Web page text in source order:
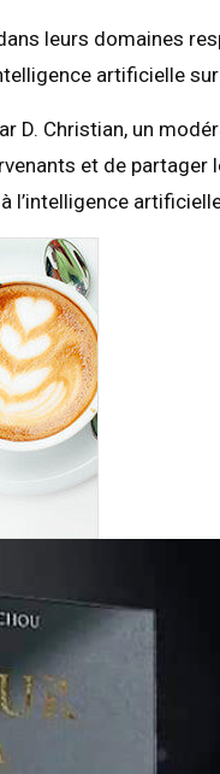
leurs domaines
artificielle
D. Christian, un
et de partager
l’intelligence